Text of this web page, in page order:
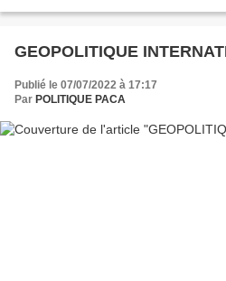
GEOPOLITIQUE
Publié le 07/07/2022 à 17:17
Par POLITIQUE PACA